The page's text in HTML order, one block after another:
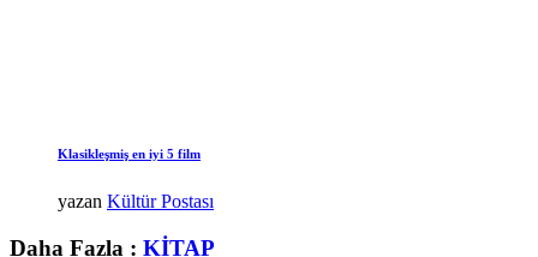
Klasikleşmiş en iyi 5 film
yazan Kültür Postası
Daha Fazla : KİTAP